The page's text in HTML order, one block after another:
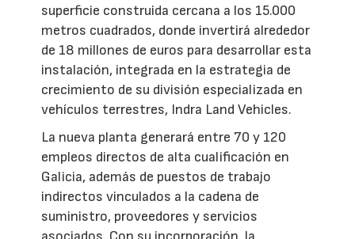
superficie construida cercana a los 15.000
metros cuadrados, donde invertirá alrededor
de 18 millones de euros para desarrollar esta
instalación, integrada en la estrategia de
crecimiento de su división especializada en
vehículos terrestres, Indra Land Vehicles.
La nueva planta generará entre 70 y 120
empleos directos de alta cualificación en
Galicia, además de puestos de trabajo
indirectos vinculados a la cadena de
suministro, proveedores y servicios